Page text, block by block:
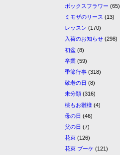
ボックスフラワー (65)
ミモザのリース (13)
レッスン (170)
入荷のお知らせ (298)
初盆 (8)
卒業 (59)
季節行事 (318)
敬老の日 (8)
未分類 (316)
桃もお雛様 (4)
母の日 (46)
父の日 (7)
花束 (126)
花束 ブーケ (121)